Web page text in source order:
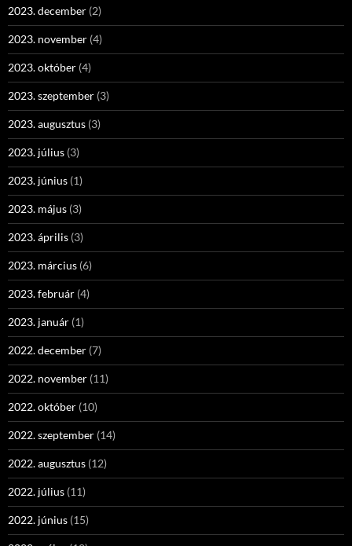
2023. december (2)
2023. november (4)
2023. október (4)
2023. szeptember (3)
2023. augusztus (3)
2023. július (3)
2023. június (1)
2023. május (3)
2023. április (3)
2023. március (6)
2023. február (4)
2023. január (1)
2022. december (7)
2022. november (11)
2022. október (10)
2022. szeptember (14)
2022. augusztus (12)
2022. július (11)
2022. június (15)